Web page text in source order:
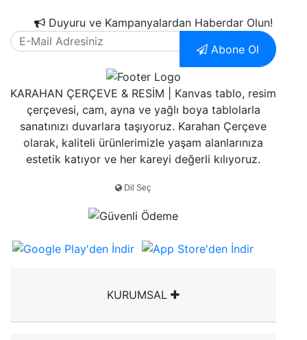
Atatürk Cam
Tablo
Duyuru ve Kampanyalardan Haberdar Olun!
Abone Ol
KARAHAN ÇERÇEVE & RESİM | Kanvas tablo, resim
çerçevesi, cam, ayna ve yağlı boya tablolarla
sanatınızı duvarlara taşıyoruz. Karahan Çerçeve
olarak, kaliteli ürünlerimizle yaşam alanlarınıza
estetik katıyor ve her kareyi değerli kılıyoruz.
KURUMSAL